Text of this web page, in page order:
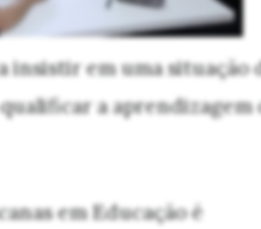
insistir em uma situação
a aprendizagem
em Educação é